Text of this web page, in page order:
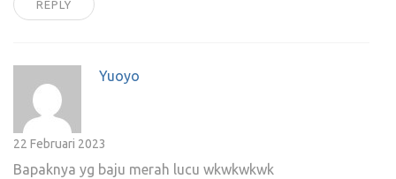
REPLY
Yuoyo
22 Februari 2023
Bapaknya yg baju merah lucu wkwkwkwk